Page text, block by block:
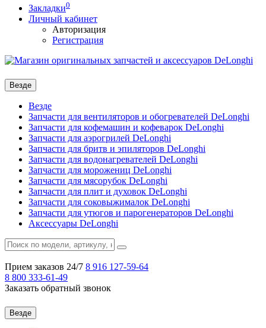
Закладки0
Личный кабинет
Авторизация
Регистрация
Везде
Везде
Запчасти для вентиляторов и обогревателей DeLonghi
Запчасти для кофемашин и кофеварок DeLonghi
Запчасти для аэрогрилей DeLonghi
Запчасти для бритв и эпиляторов DeLonghi
Запчасти для водонагревателей DeLonghi
Запчасти для морожениц DeLonghi
Запчасти для мясорубок DeLonghi
Запчасти для плит и духовок DeLonghi
Запчасти для соковыжималок DeLonghi
Запчасти для утюгов и парогенераторов DeLonghi
Аксессуары DeLonghi
Прием заказов 24/7 8 916 127-59-64
8 800 333-61-49
Заказать обратный звонок
Везде